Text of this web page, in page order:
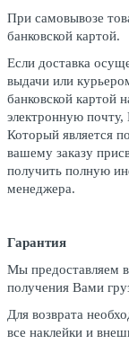
При самовывозе
банковской картой.
Если доставка
выдачи или
банковской картой
электронную
Который является
вашему заказу
получить полную
менеджера.
Гарантия
Мы предоставляем
получения Вами
Для возврата
все наклейки и